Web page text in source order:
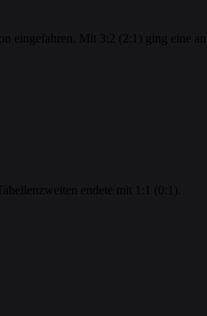
eingefahren. Mit 3:2 (2:1) ging eine
endete mit 1:1 (0:1).